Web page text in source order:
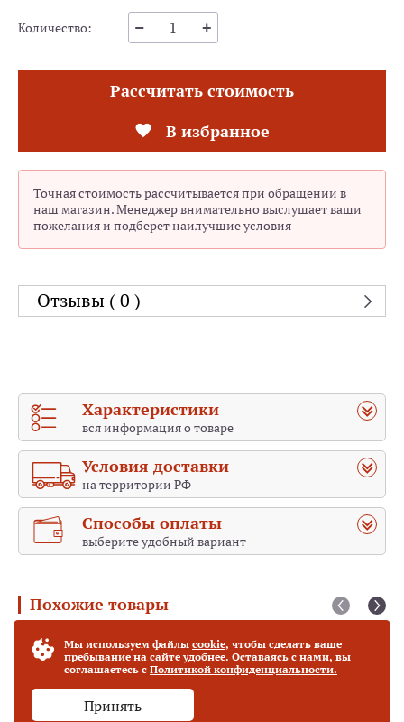
Количество:
Рассчитать стоимость
В избранное
Точная стоимость рассчитывается при обращении в
наш магазин. Менеджер внимательно выслушает ваши
пожелания и подберет наилучшие условия
Отзывы ( 0 )
Характеристики
вся информация о товаре
Условия доставки
на территории РФ
Способы оплаты
выберите удобный вариант
Похожие товары
Святой Даниил, мученик
от 55 000 руб.
Мы используем файлы cookie, чтобы сделать ваше
пребывание на сайте удобнее. Оставаясь с нами, вы
соглашаетесь с Политикой конфиденциальности.
Принять